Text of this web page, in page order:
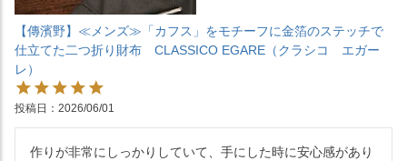
【傳濱野】≪メンズ≫「カフス」をモチーフに金箔のステッチで
仕立てた二つ折り財布 CLASSICO EGARE（クラシコ エガー
レ）
投稿日 2026/06/01
作りが非常にしっかりしていて、手にした時に安心感があり